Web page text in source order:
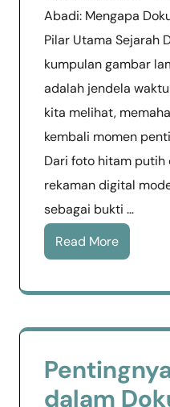
Abadi: Mengapa
Pilar Utama Sejarah
kumpulan gambar
adalah jendela
kita melihat,
kembali momen
Dari foto hitam putih
rekaman digital
sebagai bukti …
Read More
dalam